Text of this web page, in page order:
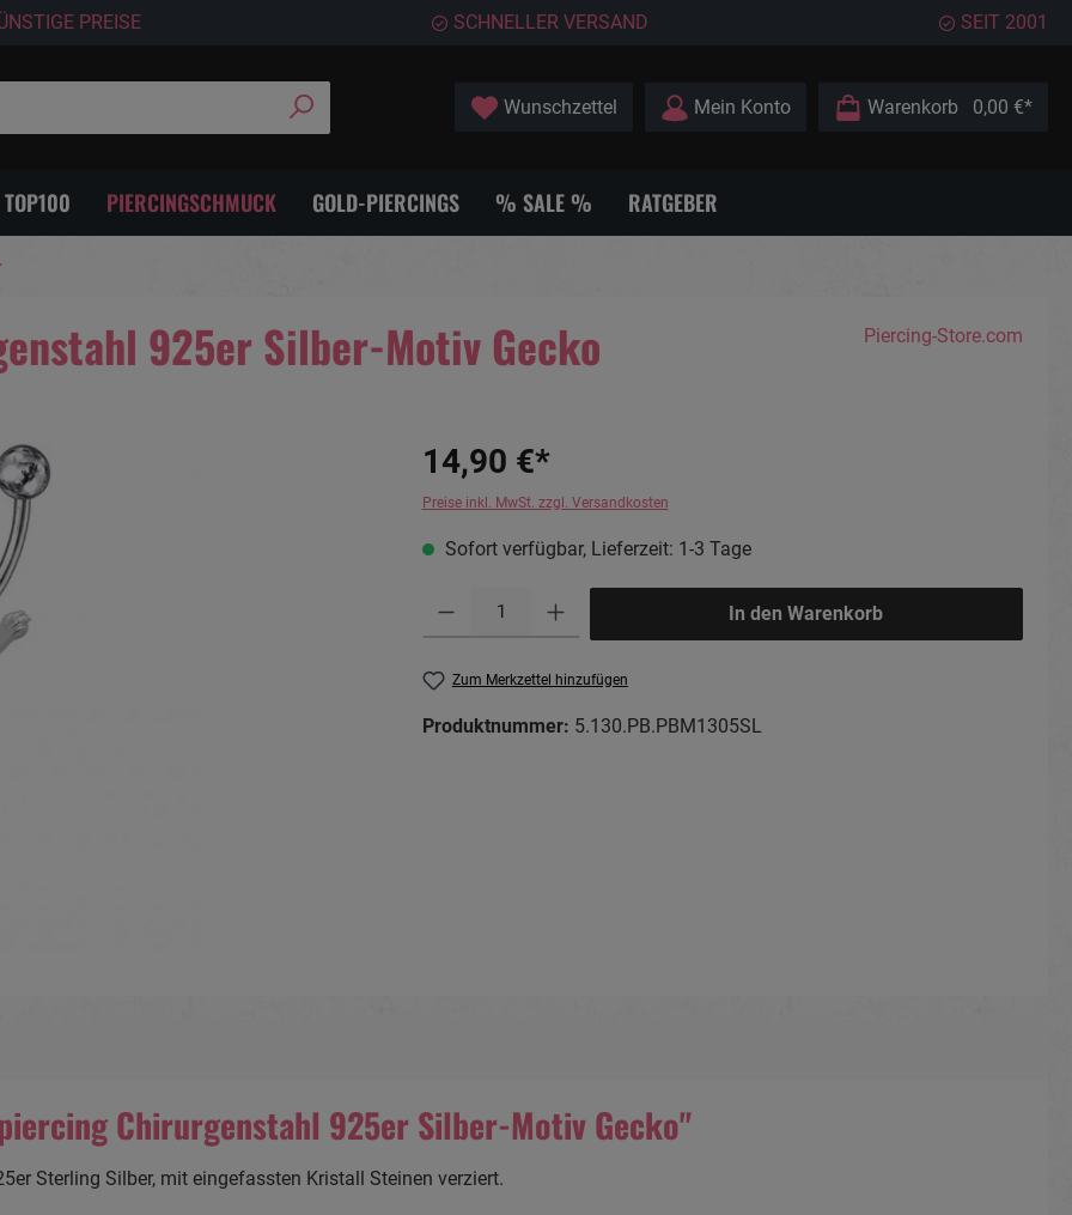
PREISE SCHNELLER VERSAND SEIT 2001
Wunschzettel Mein Konto Warenkorb 0,00 €*
PIERCINGSCHMUCK GOLD-PIERCINGS % SALE % RATGEBER
925er Silber-Motiv Gecko Piercing-Store.com
14,90 €*
Preise inkl. MwSt. zzgl. Versandkosten
Sofort verfügbar, Lieferzeit: 1-3 Tage
In den Warenkorb
Zum Merkzettel hinzufügen
Produktnummer: 5.130.PB.PBM1305SL
Chirurgenstahl 925er Silber-Motiv Gecko"
Sterling Silber, mit eingefassten Kristall Steinen verziert.